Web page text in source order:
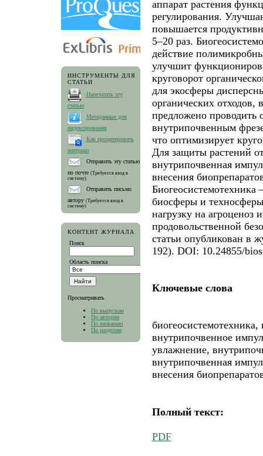
ИНСТРУМЕНТЫ ДЛЯ
СТАТЬИ
Напечатать эту
статью
Метаданные для
индексирования
Как процитировать
материал
Отправить эту статью
по почте (Требуется вход в
систему)
Отправить письмо
автору (Требуется вход в
систему)
КОНТЕНТ ЖУРНАЛА
Поиск
Область поиска
Просматривать
По выпускам
По авторам
По названию
По разделам
аппарат растения
регулирования.
повышается
5–20 раз.
действие
улучшит
круговорот
для экосферы
органических отходов,
предложено проводить
внутрипочвенным
что оптимизирует
Для защиты растений
внутрипочвенная
внесения
Биогеосистемотехника
биосферы и
нагрузку на агроценоз
продовольственной
статьи опубликован в
192). DOI: 10.24855/
Ключевые слова
внутрипочвенное
увлажнение,
внутрипочвенная
внесения
Полный текст:
PDF